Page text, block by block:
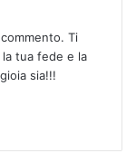
Ti
tua fede e la
sia!!!